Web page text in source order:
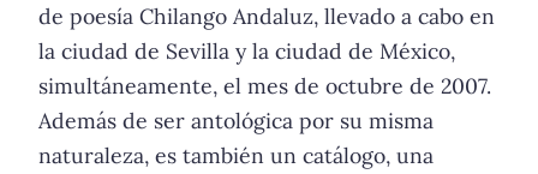
de poesía Chilango Andaluz, llevado a cabo en
la ciudad de Sevilla y la ciudad de México,
simultáneamente, el mes de octubre de 2007.
Además de ser antológica por su misma
naturaleza, es también un catálogo, una